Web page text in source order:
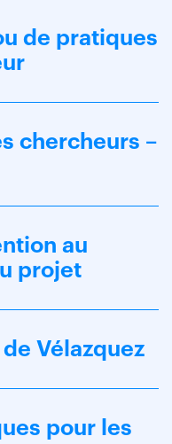
de pratiques
chercheurs –
au
projet
Vélazquez
pour les